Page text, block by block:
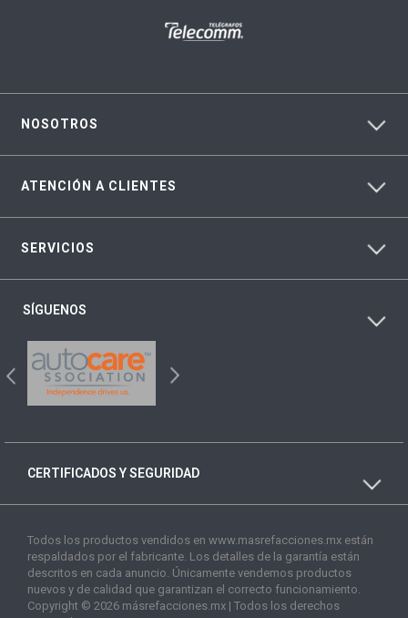
NOSOTROS
ATENCIÓN A CLIENTES
SERVICIOS
SÍGUENOS
CERTIFICADOS Y SEGURIDAD
Todos los productos vendidos en www.masrefacciones.mx están
respaldados por el fabricante. Los detalles de la garantía están
descritos en cada anuncio. Únicamente vendemos productos
nuevos y de calidad que garantizan el correcto funcionamiento.
Copyright © 2026 másrefacciones.mx | Todos los derechos